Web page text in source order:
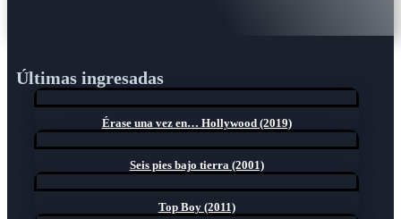
Últimas ingresadas
Érase una vez en… Hollywood (2019)
Seis pies bajo tierra (2001)
Top Boy (2011)